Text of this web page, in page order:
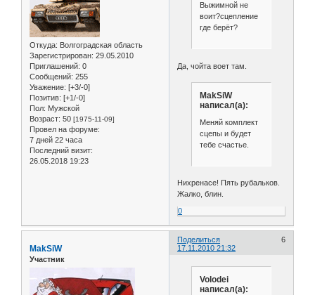
Откуда: Волгоградская область
Зарегистрирован: 29.05.2010
Приглашений: 0
Сообщений: 255
Уважение: [+3/-0]
Позитив: [+1/-0]
Пол: Мужской
Возраст: 50 [1975-11-09]
Провел на форуме:
7 дней 22 часа
Последний визит:
26.05.2018 19:23
Выжимной не
воит?сцепление
где берёт?
Да, чойта воет там.
MakSiW
написал(а):
Меняй комплект
сцепы и будет
тебе счастье.
Нихренасе! Пять рубальков.
Жалко, блин.
0
Поделиться
6
17.11.2010 21:32
MakSiW
Участник
Volodei
написал(а):